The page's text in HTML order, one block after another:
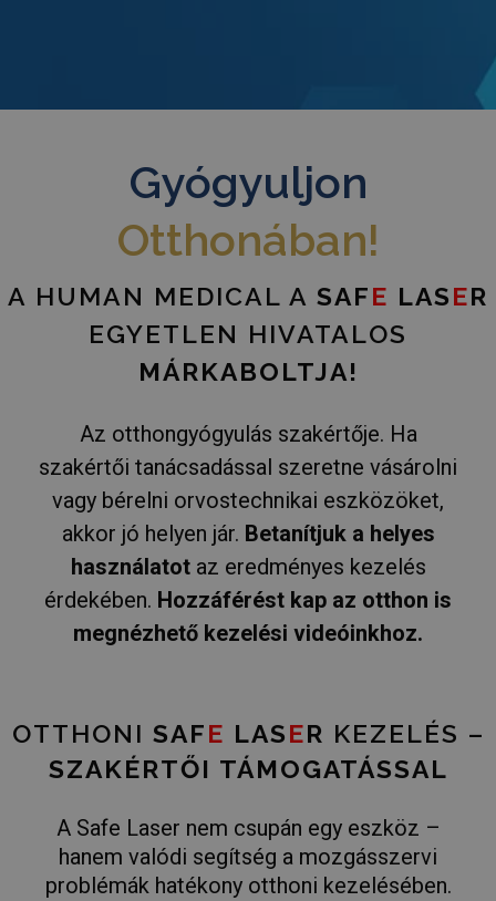
Gyógyuljon
Otthonában!
A HUMAN MEDICAL A SAFE LASER
EGYETLEN HIVATALOS
MÁRKABOLTJA!
Az otthongyógyulás szakértője. Ha
szakértői tanácsadással szeretne vásárolni
vagy bérelni orvostechnikai eszközöket,
akkor jó helyen jár. Betanítjuk a helyes
használatotaz eredményes kezelés
érdekében. Hozzáférést kap az otthon is
megnézhető kezelési videóinkhoz.
OTTHONI SAFE LASER KEZELÉS –
SZAKÉRTŐI TÁMOGATÁSSAL
A Safe Laser nem csupán egy eszköz –
hanem valódi segítség a mozgásszervi
problémák hatékony otthoni kezelésében.